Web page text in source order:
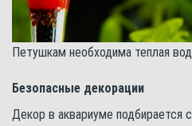
Петушкам необходима теплая
Безопасные декорации
Декор в аквариуме подбирается